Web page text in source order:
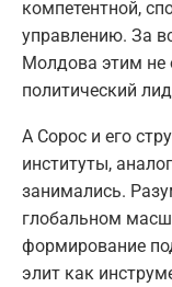
компетентной,
управлению. За
Молдова этим не
политический
А Сорос и его
институты,
занимались.
глобальном
формирование
элит как